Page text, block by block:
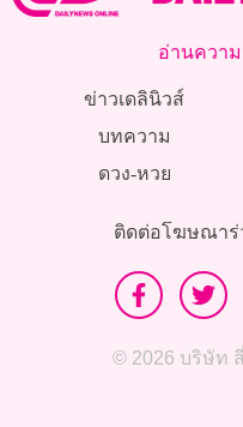
อ่านความ
ข่าวเดลินิวส์
บทความ
ดวง-หวย
ติดต่อโฆษณา
© 2026 บริษัท